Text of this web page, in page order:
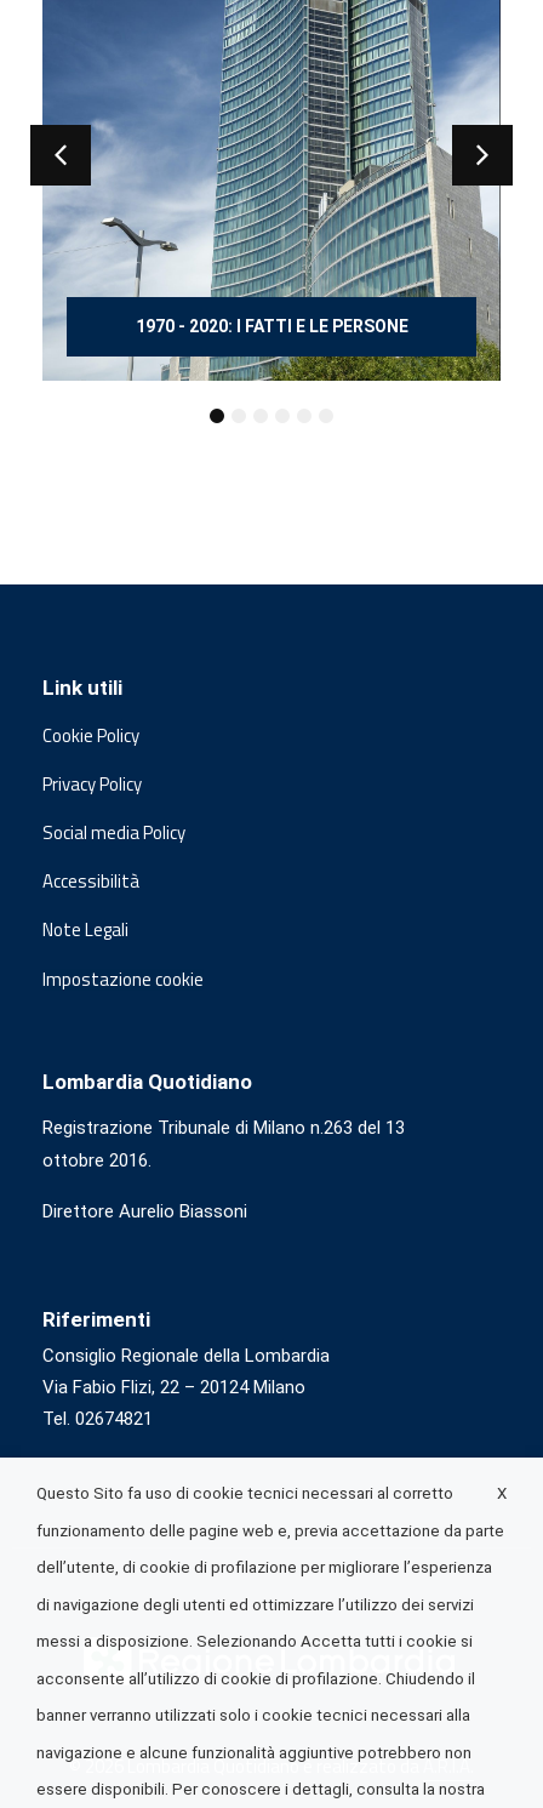
150 ANNI DOPO MANZONI
Link utili
Cookie Policy
Privacy Policy
Social media Policy
Accessibilità
Note Legali
Impostazione cookie
Lombardia Quotidiano
Registrazione Tribunale di Milano n.263 del 13
ottobre 2016.
Direttore Aurelio Biassoni
Riferimenti
Consiglio Regionale della Lombardia
Via Fabio Flizi, 22 – 20124 Milano
Tel. 02674821
© 2026 Lombardia Quotidiano è realizzato daA.R.I.A.
X
Questo Sito fa uso di cookie tecnici necessari al corretto
funzionamento delle pagine web e, previa accettazione da parte
dell’utente, di cookie di profilazione per migliorare l’esperienza
di navigazione degli utenti ed ottimizzare l’utilizzo dei servizi
messi a disposizione. Selezionando Accetta tutti i cookie si
acconsente all’utilizzo di cookie di profilazione. Chiudendo il
banner verranno utilizzati solo i cookie tecnici necessari alla
navigazione e alcune funzionalità aggiuntive potrebbero non
essere disponibili. Per conoscere i dettagli, consulta la nostra